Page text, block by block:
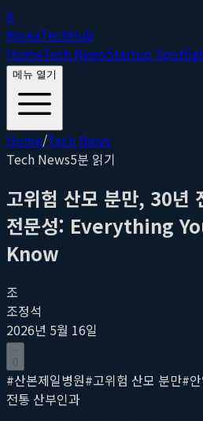
K
KoreaTechHub
HomeTech NewsStartup
메뉴 열기
Home/Tech News
Tech News5분 읽기
고위험 산모 분만, 30년
전문성: Everything
Know
조
조정석
2026년 5월 16일
0
#산본제일병원#고위험 산모 분만#
전통 산부인과